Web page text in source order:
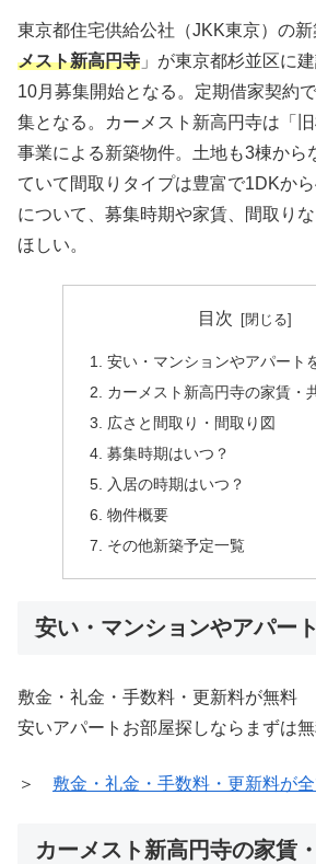
東京都住宅供給公社（JKK東京）の新
メスト新高円寺 」が東京都杉並区に
10月募集開始となる。定期借家契約
集となる。カーメスト新高円寺は「
事業による新築物件。土地も3棟から
ていて間取りタイプは豊富で1DKか
について、募集時期や家賃、間取り
ほしい。
目次
安い・マンションやアパート
カーメスト新高円寺の家賃・
広さと間取り・間取り図
募集時期はいつ？
入居の時期はいつ？
物件概要
その他新築予定一覧
安い・マンションやアパー
敷金・礼金・手数料・更新料が無料
安いアパートお部屋探しならまずは無
＞ 敷金・礼金・手数料・更新料が全
カーメスト新高円寺の家賃